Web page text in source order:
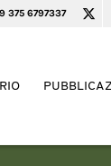
375 6797337